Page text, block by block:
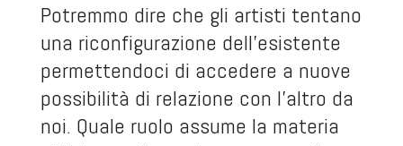
Potremmo dire che gli artisti tentano
una riconfigurazione dell’esistente
permettendoci di accedere a nuove
possibilità di relazione con l’altro da
noi. Quale ruolo assume la materia